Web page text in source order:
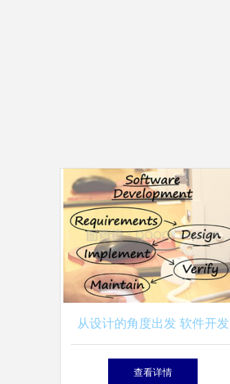
从设计的角度出发 软件开发
过程中显示设计与服务实现的
查看详情